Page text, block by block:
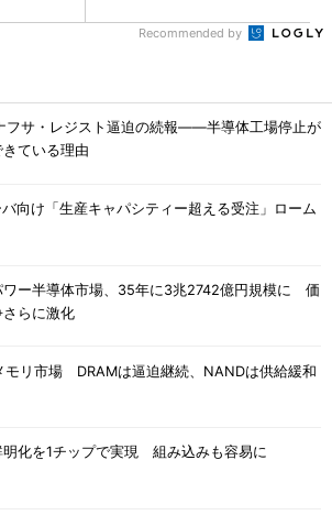
Recommended by
フサ・レジスト逼迫の続報――半導体工場停止が
きている理由
向け「生産キャパシティー超える受注」ローム
ワー半導体市場、35年に3兆2742億円規模に 価
さらに激化
モリ市場 DRAMは逼迫継続、NANDは供給緩和
明化を1チップで実現 組み込みも容易に